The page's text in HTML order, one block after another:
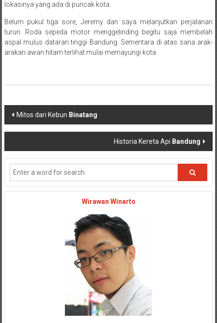
lokasinya yang ada di puncak kota.
Belum pukul tiga sore, Jeremy dan saya melanjutkan perjalanan
turun. Roda sepeda motor menggelinding begitu saja membelah
aspal mulus dataran tinggi Bandung. Sementara di atas sana arak-
arakan awan hitam terlihat mulai memayungi kota.
Post navigation
Mitos dari Kebun Binatang
Historia Kereta Api Bandung
Wirawan Winarto